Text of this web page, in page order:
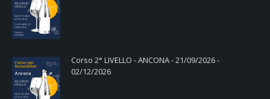
Corso 2° LIVELLO - ANCONA - 21/09/2026 -
02/12/2026